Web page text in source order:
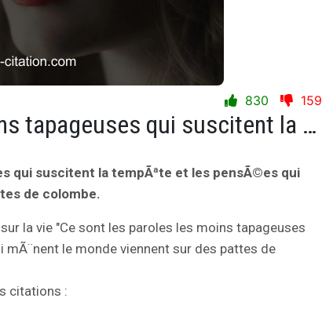
830 159
Ce sont les paroles les moins tapageuses qui suscitent la tempÃªte et les pensÃ©es qui mÃ¨nent le monde viennent sur des pattes de colombe.
qui suscitent la tempÃªte et les pensÃ©es qui
de colombe.
sur la vie "Ce sont les paroles les moins tapageuses
le monde viennent sur des pattes de
citations :